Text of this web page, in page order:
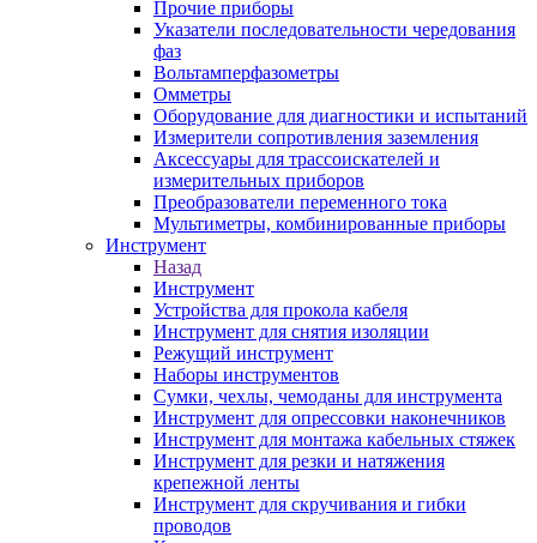
Прочие приборы
Указатели последовательности чередования
фаз
Вольтамперфазометры
Омметры
Оборудование для диагностики и испытаний
Измерители сопротивления заземления
Аксессуары для трассоискателей и
измерительных приборов
Преобразователи переменного тока
Мультиметры, комбинированные приборы
Инструмент
Назад
Инструмент
Устройства для прокола кабеля
Инструмент для снятия изоляции
Режущий инструмент
Наборы инструментов
Сумки, чехлы, чемоданы для инструмента
Инструмент для опрессовки наконечников
Инструмент для монтажа кабельных стяжек
Инструмент для резки и натяжения
крепежной ленты
Инструмент для скручивания и гибки
проводов